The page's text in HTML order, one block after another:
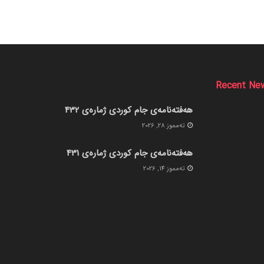
Recent
هەفتەنامەی جام کوردی ژمارەی 432
ته‌مموز 28, 2026
هەفتەنامەی جام کوردی ژمارەی 431
ته‌مموز 14, 2026